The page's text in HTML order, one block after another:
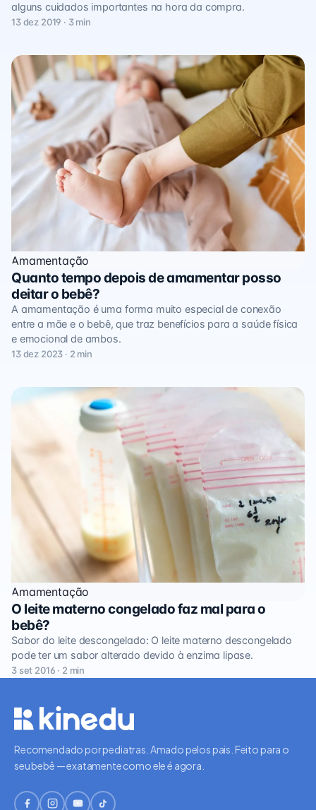
alguns cuidados importantes na hora da compra.
13 dez 2019 · 3 min
Amamentação
Quanto tempo depois de amamentar posso
deitar o bebê?
A amamentação é uma forma muito especial de conexão
entre a mãe e o bebê, que traz benefícios para a saúde física
e emocional de ambos.
13 dez 2023 · 2 min
Amamentação
O leite materno congelado faz mal para o
bebê?
Sabor do leite descongelado: O leite materno descongelado
pode ter um sabor alterado devido à enzima lipase.
3 set 2016 · 2 min
Recomendado por pediatras. Amado pelos pais. Feito para o
seu bebê — exatamente como ele é agora.